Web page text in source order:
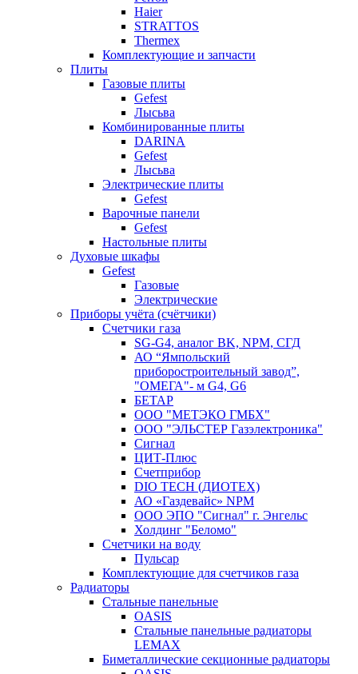
Haier
STRATTOS
Thermex
Комплектующие и запчасти
Плиты
Газовые плиты
Gefest
Лысьва
Комбинированные плиты
DARINA
Gefest
Лысьва
Электрические плиты
Gefest
Варочные панели
Gefest
Настольные плиты
Духовые шкафы
Gefest
Газовые
Электрические
Приборы учёта (счётчики)
Счетчики газа
SG-G4, аналог BK, NPM, СГД
АО “Ямпольский
приборостроительный завод”,
"ОМЕГА"- м G4, G6
БЕТАР
ООО "МЕТЭКО ГМБХ"
ООО "ЭЛЬСТЕР Газэлектроника"
Сигнал
ЦИТ-Плюс
Счетприбор
DIO TECH (ДИОТЕХ)
АО «Газдевайс» NPM
ООО ЭПО "Сигнал" г. Энгельс
Холдинг "Беломо"
Счетчики на воду
Пульсар
Комплектующие для счетчиков газа
Радиаторы
Стальные панельные
OASIS
Стальные панельные радиаторы
LEMAX
Биметаллические секционные радиаторы